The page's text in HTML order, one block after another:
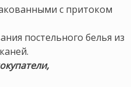
с притоком
постельного белья из